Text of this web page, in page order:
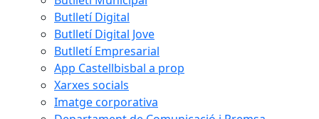
Butlletí Digital
Butlletí Digital Jove
Butlletí Empresarial
App Castellbisbal a prop
Xarxes socials
Imatge corporativa